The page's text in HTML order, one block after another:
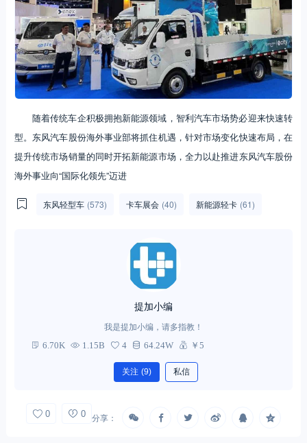
随着传统车企积极拥抱新能源领域，智利汽车市场势必迎来快速转
型。东风汽车股份海外事业部将抓住机遇，针对市场变化快速布局，在
提升传统市场销量的同时开拓新能源市场，全力以赴推进东风汽车股份
海外事业向“国际化领先”迈进
东风轻型车 (573) 卡车展会 (40) 新能源轻卡 (61)
提加小编
我是提加小编，请多指教！
6.70K 1.15B 4 64.24W ￥5
关注 (9) 私信
0 0 分享：